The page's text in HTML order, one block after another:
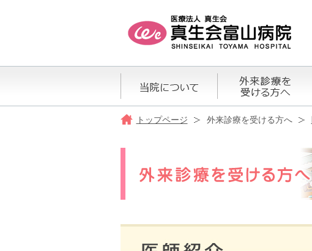
トップページ 外来診療を受ける方へ